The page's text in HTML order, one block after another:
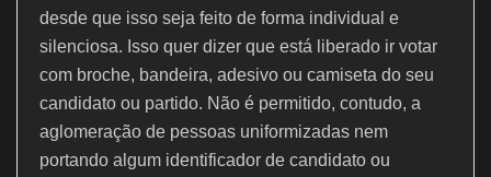
desde que isso seja feito de forma individual e
silenciosa. Isso quer dizer que está liberado ir votar
com broche, bandeira, adesivo ou camiseta do seu
candidato ou partido. Não é permitido, contudo, a
aglomeração de pessoas uniformizadas nem
portando algum identificador de candidato ou